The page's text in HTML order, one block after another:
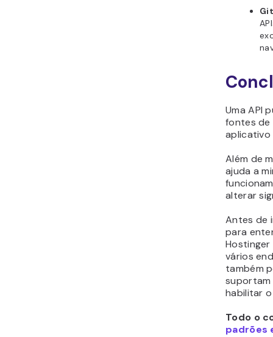
Uma API
fontes de
aplicativo
Além de
ajuda a
alterar
Antes de
para
vários
também
suportam
habilitar
Todo o
padrões